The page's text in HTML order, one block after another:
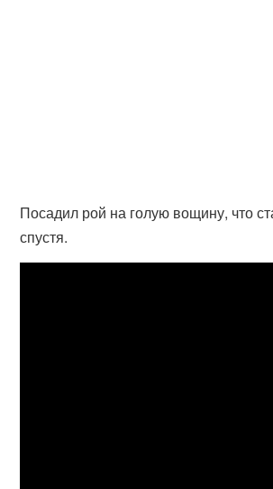
Посадил рой на голую вощину, что
спустя.